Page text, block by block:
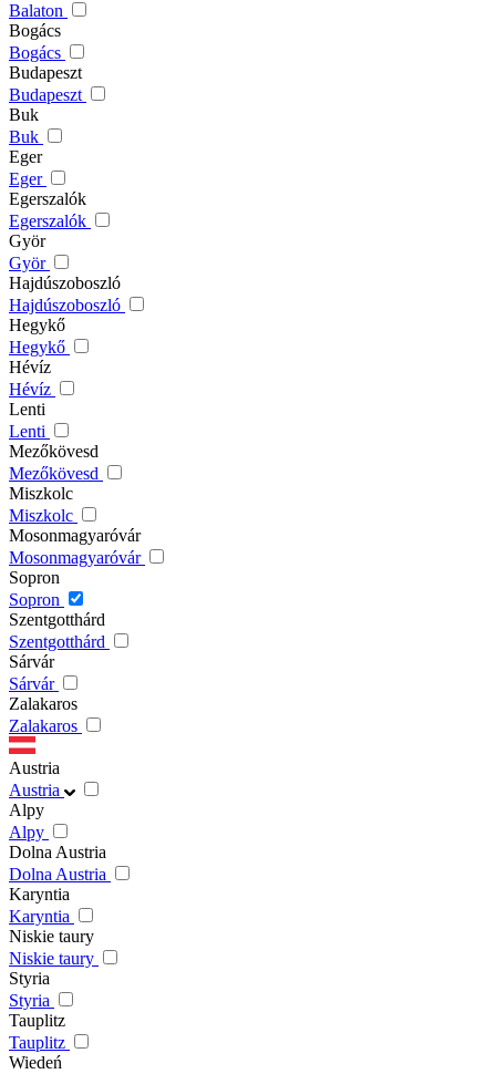
Balaton
Bogács
Bogács
Budapeszt
Budapeszt
Buk
Buk
Eger
Eger
Egerszalók
Egerszalók
Györ
Györ
Hajdúszoboszló
Hajdúszoboszló
Hegykő
Hegykő
Hévíz
Hévíz
Lenti
Lenti
Mezőkövesd
Mezőkövesd
Miszkolc
Miszkolc
Mosonmagyaróvár
Mosonmagyaróvár
Sopron
Sopron
Szentgotthárd
Szentgotthárd
Sárvár
Sárvár
Zalakaros
Zalakaros
Austria
Austria
Alpy
Alpy
Dolna Austria
Dolna Austria
Karyntia
Karyntia
Niskie taury
Niskie taury
Styria
Styria
Tauplitz
Tauplitz
Wiedeń